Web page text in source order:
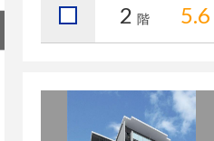
2 階 5.6